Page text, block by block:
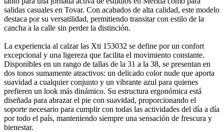
salidas casuales en Tovar. Con acabados de alta calidad, este modelo
destaca por su versatilidad, permitiendo transitar con estilo de la
cancha a la calle sin perder la distinción.
La experiencia al calzar las Xti 153032 se define por un confort
excepcional y una ligereza que facilita el movimiento constante.
Disponibles en un rango de tallas de la 31 a la 38, se presentan en
dos tonos sumamente atractivos: un delicado color nude que aporta
suavidad a cualquier conjunto y un vibrante azul para quienes
prefieren un look más dinámico. Su estructura ergonómica está
diseñada para abrazar el pie con suavidad, proporcionando el
soporte necesario para cumplir con todas las actividades del día a día
por todo el país, manteniendo siempre una sensación de frescura y
bienestar.